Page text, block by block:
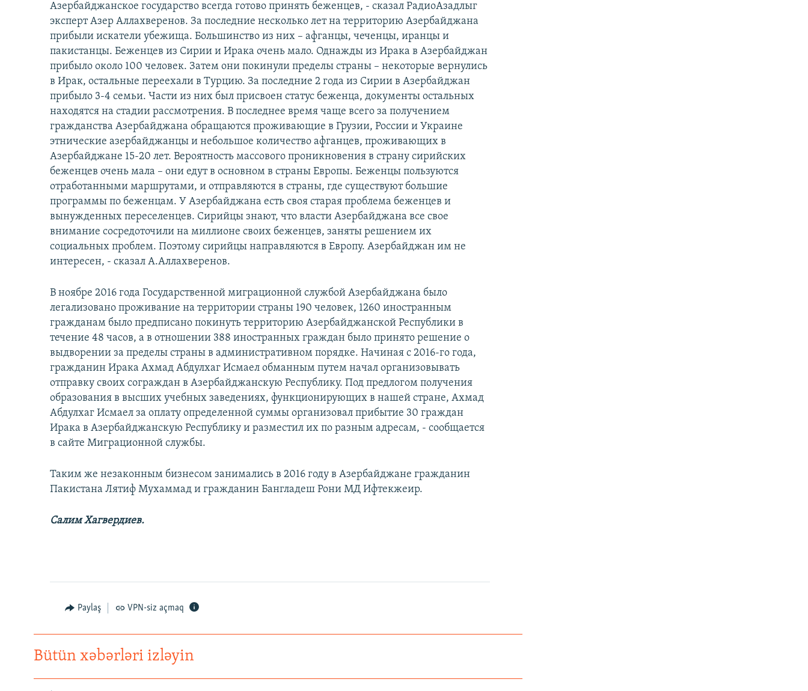
Азербайджанское государство всегда готово принять беженцев, - сказал РадиоАзадлыг
эксперт Азер Аллахверенов. За последние несколько лет на территорию Азербайджана
прибыли искатели убежища. Большинство из них – афганцы, чеченцы, иранцы и
пакистанцы. Беженцев из Сирии и Ирака очень мало. Однажды из Ирака в Азербайджан
прибыло около 100 человек. Затем они покинули пределы страны – некоторые вернулись
в Ирак, остальные переехали в Турцию. За последние 2 года из Сирии в Азербайджан
прибыло 3-4 семьи. Части из них был присвоен статус беженца, документы остальных
находятся на стадии рассмотрения. В последнее время чаще всего за получением
гражданства Азербайджана обращаются проживающие в Грузии, России и Украине
этнические азербайджанцы и небольшое количество афганцев, проживающих в
Азербайджане 15-20 лет. Вероятность массового проникновения в страну сирийских
беженцев очень мала – они едут в основном в страны Европы. Беженцы пользуются
отработанными маршрутами, и отправляются в страны, где существуют большие
программы по беженцам. У Азербайджана есть своя старая проблема беженцев и
вынужденных переселенцев. Сирийцы знают, что власти Азербайджана все свое
внимание сосредоточили на миллионе своих беженцев, заняты решением их
социальных проблем. Поэтому сирийцы направляются в Европу. Азербайджан им не
интересен, - сказал А.Аллахверенов.
В ноябре 2016 года Государственной миграционной службой Азербайджана было
легализовано проживание на территории страны 190 человек, 1260 иностранным
гражданам было предписано покинуть территорию Азербайджанской Республики в
течение 48 часов, а в отношении 388 иностранных граждан было принято решение о
выдворении за пределы страны в административном порядке. Начиная с 2016-го года,
гражданин Ирака Ахмад Абдулхаг Исмаел обманным путем начал организовывать
отправку своих сограждан в Азербайджанскую Республику. Под предлогом получения
образования в высших учебных заведениях, функционирующих в нашей стране, Ахмад
Абдулхаг Исмаел за оплату определенной суммы организовал прибытие 30 граждан
Ирака в Азербайджанскую Республику и разместил их по разным адресам, - сообщается
в сайте Миграционной службы.
Таким же незаконным бизнесом занимались в 2016 году в Азербайджане гражданин
Пакистана Лятиф Мухаммад и гражданин Бангладеш Рони МД Ифтекжеир.
Салим Хагвердиев.
Paylaş VPN-siz açmaq
Bütün xəbərləri izləyin